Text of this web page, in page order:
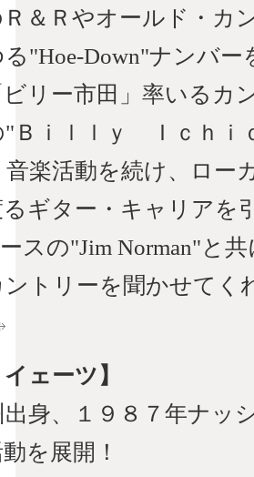
Ｒ＆Ｒやオールド・カ
"Hoe-Down"ナンバ
リー市田」率いるカ
"Ｂｉｌｌｙ Ｉｃｈｉ
音楽活動を続け、ロー
るギター・キャリアを
スの"Jim Norman"と
ントリーを聞かせてく
ェーツ】
出身、１９８７年ナッ
を展開！